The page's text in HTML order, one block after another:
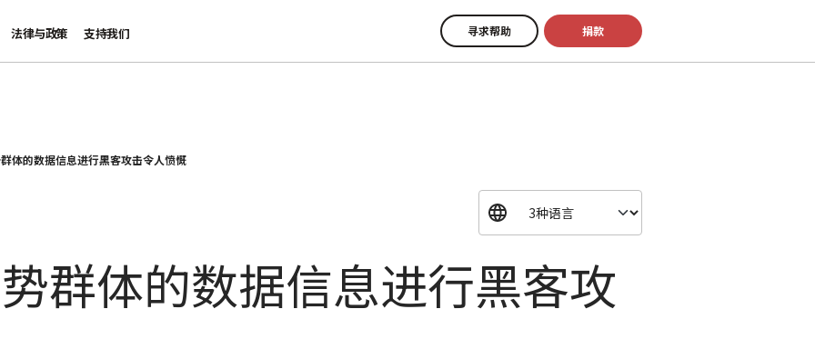
法律与政策 支持我们 寻求帮助 捐款
体的数据信息进行黑客攻击令人愤慨
群体的数据信息进行黑客攻